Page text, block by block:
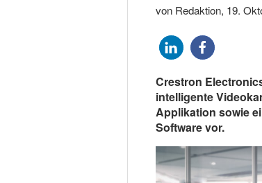
von Redaktion, 19.
Crestron
intelligente
Applikation sowie
Software vor.